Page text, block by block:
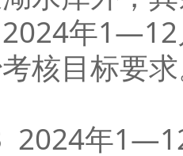
年
核目标要
2024年